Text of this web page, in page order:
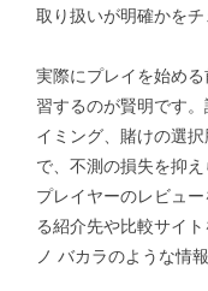
取り扱いが明確かをチ
実際にプレイを始め
習するのが賢明です
イミング、賭けの選
で、不測の損失を抑
プレイヤーのレビュ
る紹介先や比較サイ
ノ バカラのような情